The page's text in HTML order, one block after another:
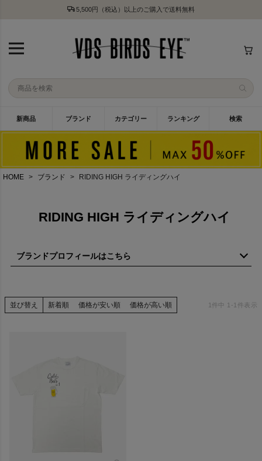
5,500円（税込）以上のご購入で送料無料
新商品 ブランド カテゴリー ランキング 検索
HOME ブランド RIDING HIGH ライディングハイ
RIDING HIGH ライディングハイ
ブランドプロフィールはこちら
を コンセプトにスタートしたライディングハイ。
アメリカンスタンダードをベースとしたカットソーを中心に展開
日本の技術を駆使した、MADE IN JAPAN プロダクトです。
並び替え 新着順 価格が安い順 価格が高い順 1 件中 1 -1 件表示